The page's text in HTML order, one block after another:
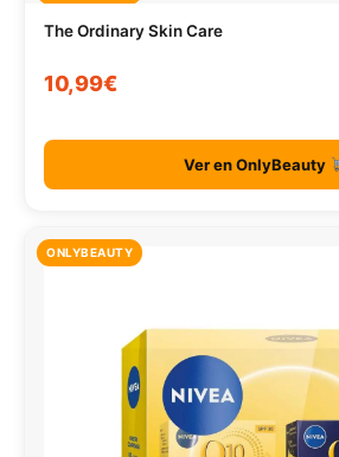
The Ordinary Skin Care
10,99€
Ver en OnlyBeauty
ONLYBEAUTY